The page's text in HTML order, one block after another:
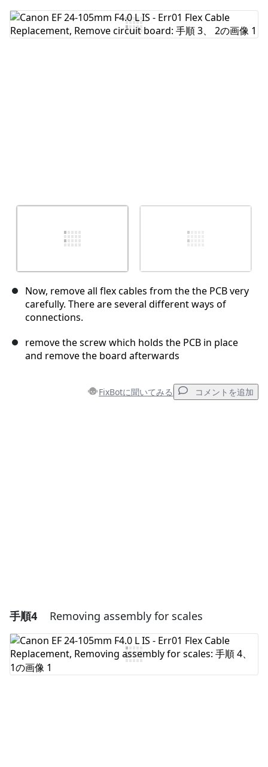
コメントを追加
Now, remove all flex cables from the the PCB very
carefully. There are several different ways of
connections.
remove the screw which holds the PCB in place
and remove the board afterwards
FixBotに聞いてみる コメントを追加
手順4 Removing assembly for scales